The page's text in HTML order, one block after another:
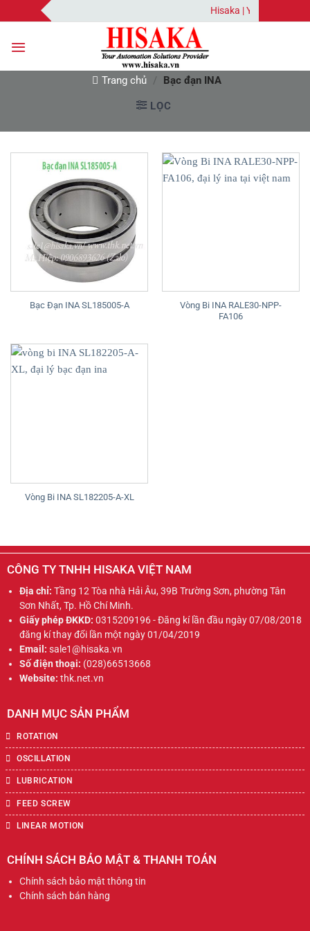
qua
nội
Hisaka | Your
Trang chủ / Bạc đạn INA
LỌC
Bạc Đạn INA SL185005-A
Vòng Bi INA RALE30-NPP-
FA106
Vòng Bi INA SL182205-A-XL
CÔNG TY TNHH HISAKA VIỆT NAM
Địa chỉ: Tầng 12 Tòa nhà Hải Âu, 39B Trường Sơn, phường Tân
Sơn Nhất, Tp. Hồ Chí Minh.
Giấy phép ĐKKD: 0315209196 - Đăng kí lần đầu ngày 07/08/2018
đăng kí thay đổi lần một ngày 01/04/2019
Email: sale1@hisaka.vn
Số điện thoại: (028)66513668
Website: thk.net.vn
DANH MỤC SẢN PHẨM
ROTATION
OSCILLATION
LUBRICATION
FEED SCREW
LINEAR MOTION
CHÍNH SÁCH BẢO MẬT & THANH TOÁN
Chính sách bảo mật thông tin
Chính sách bán hàng